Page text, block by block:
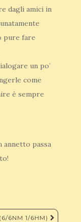
dagli amici in
pure fare
un po’
come
è sempre
annetto passa
6NM 1/6HM)